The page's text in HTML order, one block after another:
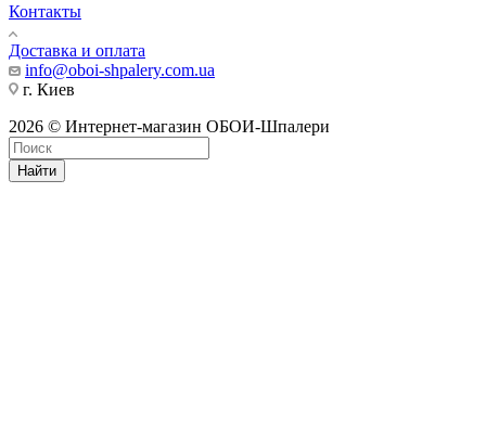
Контакты
Доставка и оплата
info@oboi-shpalery.com.ua
г. Киев
2026 © Интернет-магазин ОБОИ-Шпалери
Найти